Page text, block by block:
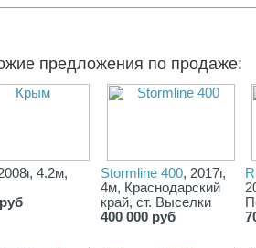
предложения по продаже:
4.2м,
Stormline 400, 2017г,
4м, Краснодарский
край, ст. Выселки
400 000 руб